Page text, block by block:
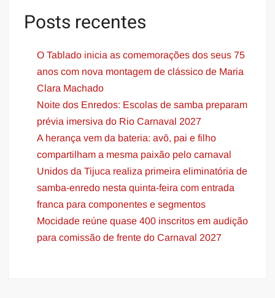
Posts recentes
O Tablado inicia as comemorações dos seus 75
anos com nova montagem de clássico de Maria
Clara Machado
Noite dos Enredos: Escolas de samba preparam
prévia imersiva do Rio Carnaval 2027
A herança vem da bateria: avô, pai e filho
compartilham a mesma paixão pelo carnaval
Unidos da Tijuca realiza primeira eliminatória de
samba-enredo nesta quinta-feira com entrada
franca para componentes e segmentos
Mocidade reúne quase 400 inscritos em audição
para comissão de frente do Carnaval 2027